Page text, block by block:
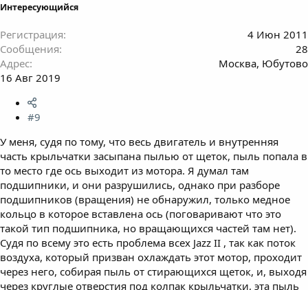
Интересующийся
Регистрация
4 Июн 2011
Сообщения
28
Адрес
Москва, Юбутово
16 Авг 2019
#9
У меня, судя по тому, что весь двигатель и внутренняя
часть крыльчатки засыпана пылью от щеток, пыль попала в
то место где ось выходит из мотора. Я думал там
подшипники, и они разрушились, однако при разборе
подшипников (вращения) не обнаружил, только медное
кольцо в которое вставлена ось (поговаривают что это
такой тип подшипника, но вращающихся частей там нет).
Судя по всему это есть проблема всех Jazz II , так как поток
воздуха, который призван охлаждать этот мотор, проходит
через него, собирая пыль от стирающихся щеток, и, выходя
через круглые отверстия под колпак крыльчатки, эта пыль